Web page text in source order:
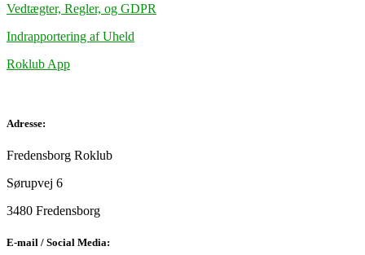
Vedtægter, Regler, og GDPR
Indrapportering af Uheld
Roklub App
Adresse:
Fredensborg Roklub
Sørupvej 6
3480 Fredensborg
E-mail / Social Media: